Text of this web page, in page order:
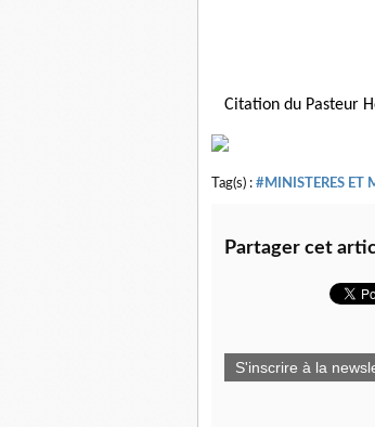
Citation du Pasteur
Tag(s) : #MINISTERES ET
Partager cet
S'inscrire à la